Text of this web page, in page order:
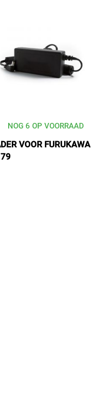
NOG 6 OP VOORRAAD
VOOR FURUKAWA